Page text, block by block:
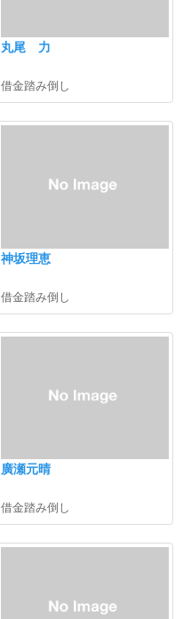
丸尾 力
借金踏み倒し
神坂理恵
借金踏み倒し
廣瀬元晴
借金踏み倒し